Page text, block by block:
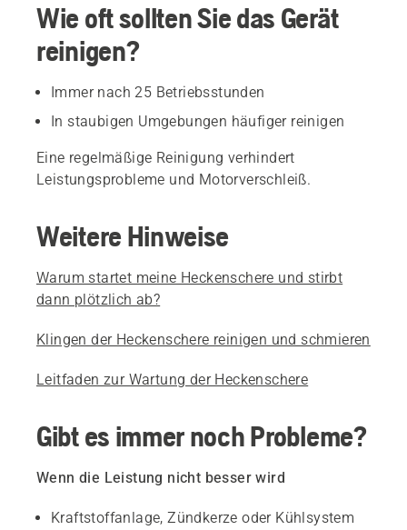
Wie oft sollten Sie das Gerät
reinigen?
Immer nach 25 Betriebsstunden
In staubigen Umgebungen häufiger reinigen
Eine regelmäßige Reinigung verhindert
Leistungsprobleme und Motorverschleiß.
Weitere Hinweise
Warum startet meine Heckenschere und stirbt
dann plötzlich ab?
Klingen der Heckenschere reinigen und schmieren
Leitfaden zur Wartung der Heckenschere
Gibt es immer noch Probleme?
Wenn die Leistung nicht besser wird
Kraftstoffanlage, Zündkerze oder Kühlsystem